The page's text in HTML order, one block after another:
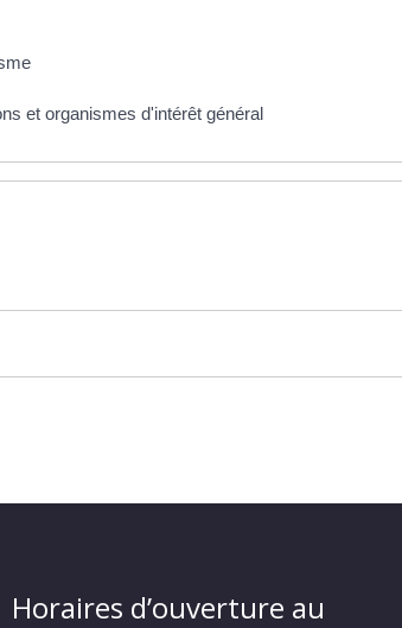
et organismes d'intérêt général
Horaires d’ouverture au